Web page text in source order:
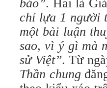
báo”. Hai là
chỉ lựa 1 người
một bài luận
sao, vì ý gì mà
sử Việt”. Từ
Thần chung